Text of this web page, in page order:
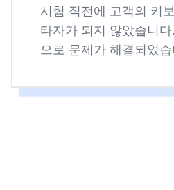
시험 직전에 고객의 키
타자가 되지 않았습니
으로 문제가 해결되었